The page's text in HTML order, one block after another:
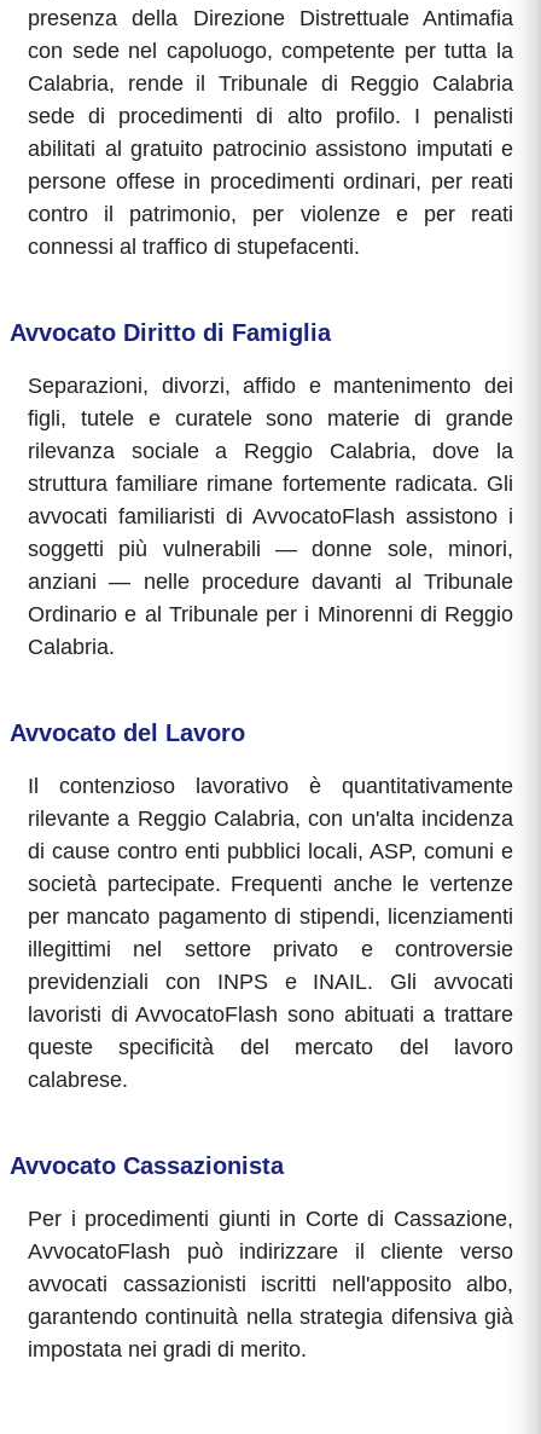
presenza della Direzione Distrettuale Antimafia
con sede nel capoluogo, competente per tutta la
Calabria, rende il Tribunale di Reggio Calabria
sede di procedimenti di alto profilo. I penalisti
abilitati al gratuito patrocinio assistono imputati e
persone offese in procedimenti ordinari, per reati
contro il patrimonio, per violenze e per reati
connessi al traffico di stupefacenti.
Avvocato Diritto di Famiglia
Separazioni, divorzi, affido e mantenimento dei
figli, tutele e curatele sono materie di grande
rilevanza sociale a Reggio Calabria, dove la
struttura familiare rimane fortemente radicata. Gli
avvocati familiaristi di AvvocatoFlash assistono i
soggetti più vulnerabili — donne sole, minori,
anziani — nelle procedure davanti al Tribunale
Ordinario e al Tribunale per i Minorenni di Reggio
Calabria.
Avvocato del Lavoro
Il contenzioso lavorativo è quantitativamente
rilevante a Reggio Calabria, con un'alta incidenza
di cause contro enti pubblici locali, ASP, comuni e
società partecipate. Frequenti anche le vertenze
per mancato pagamento di stipendi, licenziamenti
illegittimi nel settore privato e controversie
previdenziali con INPS e INAIL. Gli avvocati
lavoristi di AvvocatoFlash sono abituati a trattare
queste specificità del mercato del lavoro
calabrese.
Avvocato Cassazionista
Per i procedimenti giunti in Corte di Cassazione,
AvvocatoFlash può indirizzare il cliente verso
avvocati cassazionisti iscritti nell'apposito albo,
garantendo continuità nella strategia difensiva già
impostata nei gradi di merito.